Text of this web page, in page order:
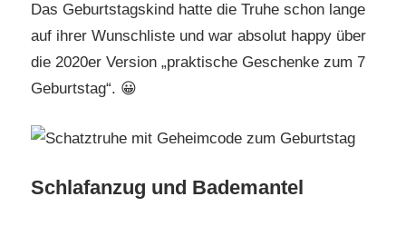
Das Geburtstagskind hatte die Truhe schon lange
auf ihrer Wunschliste und war absolut happy über
die 2020er Version „praktische Geschenke zum 7
Geburtstag“. 😀
Schlafanzug und Bademantel